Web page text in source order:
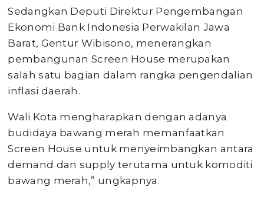
Sedangkan Deputi Direktur Pengembangan
Ekonomi Bank Indonesia Perwakilan Jawa
Barat, Gentur Wibisono, menerangkan
pembangunan Screen House merupakan
salah satu bagian dalam rangka pengendalian
inflasi daerah.
Wali Kota mengharapkan dengan adanya
budidaya bawang merah memanfaatkan
Screen House untuk menyeimbangkan antara
demand dan supply terutama untuk komoditi
bawang merah,” ungkapnya.